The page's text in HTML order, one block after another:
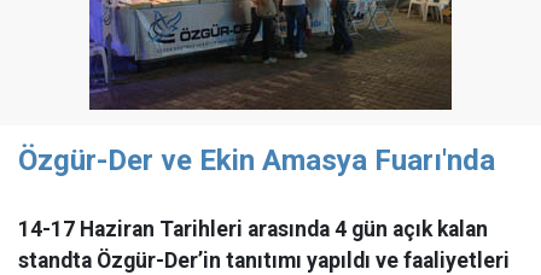
Özgür-Der ve Ekin Amasya Fuarı'nda
14-17 Haziran Tarihleri arasında 4 gün açık kalan
standta Özgür-Der’in tanıtımı yapıldı ve faaliyetleri